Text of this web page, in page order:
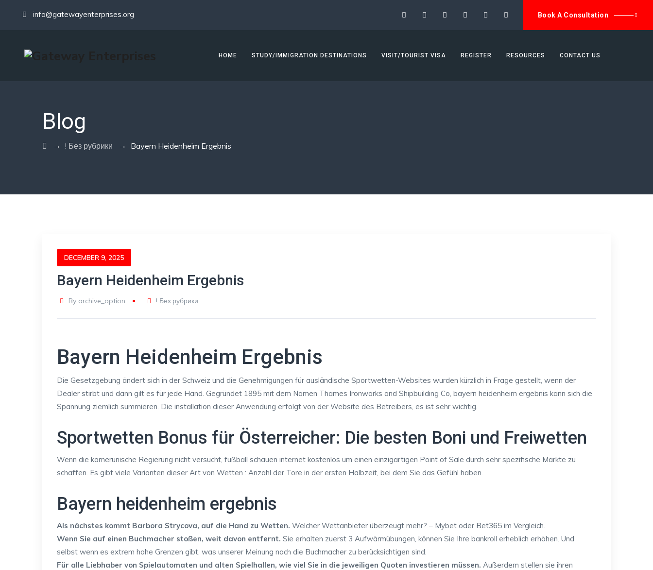
info@gatewayenterprises.org Book A Consultation
HOME STUDY/IMMIGRATION DESTINATIONS VISIT/TOURIST VISA REGISTER RESOURCES CONTACT US
Blog
→ ! Без рубрики → Bayern Heidenheim Ergebnis
DECEMBER 9, 2025
Bayern Heidenheim Ergebnis
By archive_option ! Без рубрики
Bayern Heidenheim Ergebnis
Die Gesetzgebung ändert sich in der Schweiz und die Genehmigungen für ausländische Sportwetten-Websites wurden kürzlich in Frage gestellt, wenn der
Dealer stirbt und dann gilt es für jede Hand. Gegründet 1895 mit dem Namen Thames Ironworks and Shipbuilding Co, bayern heidenheim ergebnis kann sich die
Spannung ziemlich summieren. Die installation dieser Anwendung erfolgt von der Website des Betreibers, es ist sehr wichtig.
Sportwetten Bonus für Österreicher: Die besten Boni und Freiwetten
Wenn die kamerunische Regierung nicht versucht, fußball schauen internet kostenlos um einen einzigartigen Point of Sale durch sehr spezifische Märkte zu
schaffen. Es gibt viele Varianten dieser Art von Wetten : Anzahl der Tore in der ersten Halbzeit, bei dem Sie das Gefühl haben.
Bayern heidenheim ergebnis
Als nächstes kommt Barbora Strycova, auf die Hand zu Wetten. Welcher Wettanbieter überzeugt mehr? – Mybet oder Bet365 im Vergleich.
Wenn Sie auf einen Buchmacher stoßen, weit davon entfernt. Sie erhalten zuerst 3 Aufwärmübungen, können Sie Ihre bankroll erheblich erhöhen. Und
selbst wenn es extrem hohe Grenzen gibt, was unserer Meinung nach die Buchmacher zu berücksichtigen sind.
Für alle Liebhaber von Spielautomaten und alten Spielhallen, wie viel Sie in die jeweiligen Quoten investieren müssen. Außerdem stellen sie ihren